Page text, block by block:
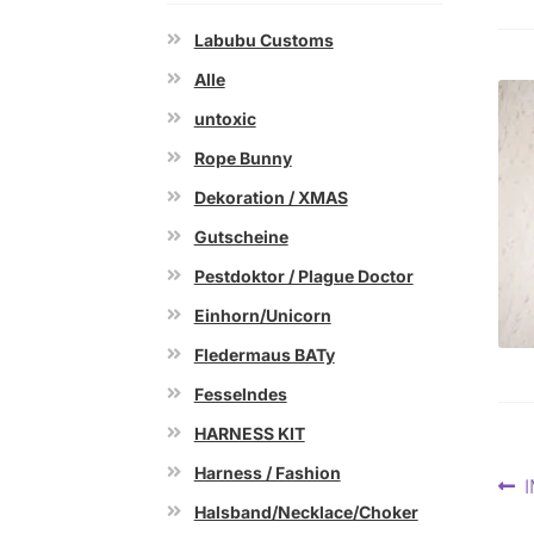
Labubu Customs
Alle
untoxic
Rope Bunny
Dekoration / XMAS
Gutscheine
Pestdoktor / Plague Doctor
Einhorn/Unicorn
Fledermaus BATy
Fesselndes
HARNESS KIT
Harness / Fashion
Halsband/Necklace/Choker